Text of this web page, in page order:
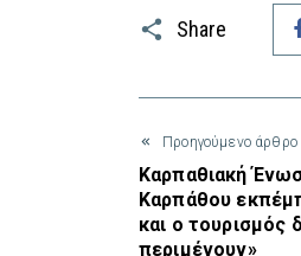
Share
Προηγούμενο άρθρο
Καρπαθιακή
Καρπάθου
και ο τουρισμός
περιμένουν»